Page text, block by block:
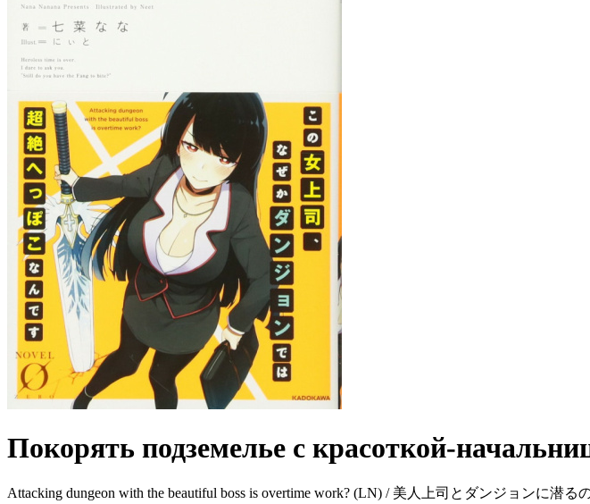
Покорять подземелье с красоткой-
Attacking dungeon with the beautiful boss is overtime work? (LN) / 美人上司とダンジョンに潜る